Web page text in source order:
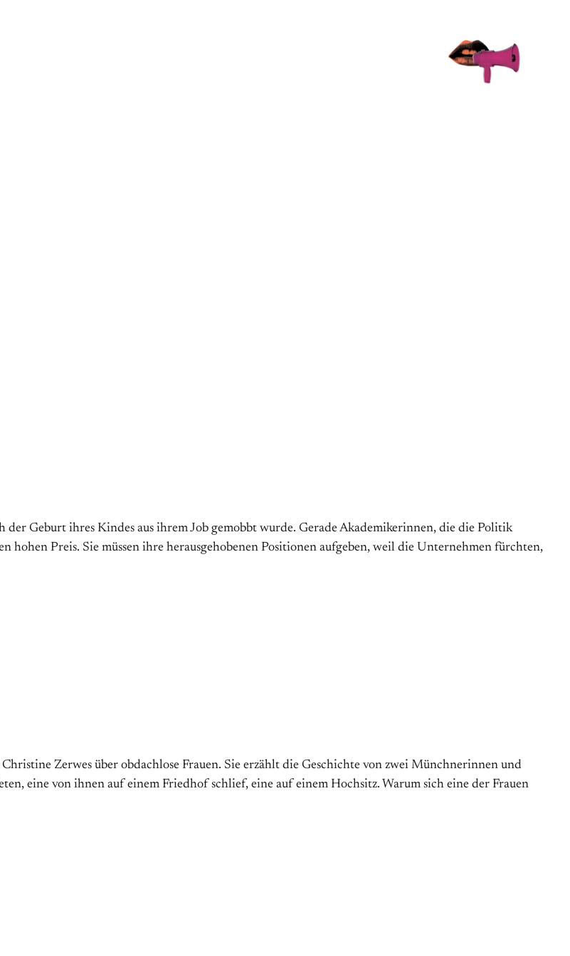
Geburt ihres Kindes aus ihrem Job gemobbt wurde. Gerade Akademikerinnen, die die Politik
hohen Preis. Sie müssen ihre herausgehobenen Positionen aufgeben, weil die Unternehmen fürchten,
Zerwes über obdachlose Frauen. Sie erzählt die Geschichte von zwei Münchnerinnen und
eine von ihnen auf einem Friedhof schlief, eine auf einem Hochsitz. Warum sich eine der Frauen